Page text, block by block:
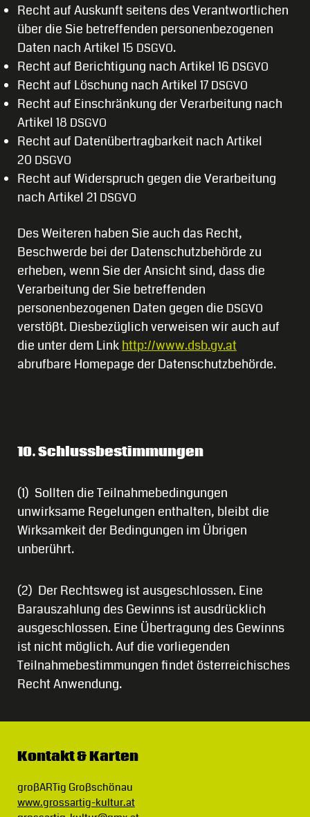
Recht auf Auskunft seitens des Verantwortlichen
über die Sie betreffenden personenbezogenen
Daten nach Artikel 15 DSGVO.
Recht auf Berichtigung nach Artikel 16 DSGVO
Recht auf Löschung nach Artikel 17 DSGVO
Recht auf Einschränkung der Verarbeitung nach
Artikel 18 DSGVO
Recht auf Datenübertragbarkeit nach Artikel
20 DSGVO
Recht auf Widerspruch gegen die Verarbeitung
nach Artikel 21 DSGVO
Des Weiteren haben Sie auch das Recht,
Beschwerde bei der Datenschutzbehörde zu
erheben, wenn Sie der Ansicht sind, dass die
Verarbeitung der Sie betreffenden
personenbezogenen Daten gegen die DSGVO
verstößt. Diesbezüglich verweisen wir auch auf
die unter dem Linkhttp://www.dsb.gv.at
abrufbare Homepage der Datenschutzbehörde.
10. Schlussbestimmungen
(1) Sollten die Teilnahmebedingungen
unwirksame Regelungen enthalten, bleibt die
Wirksamkeit der Bedingungen im Übrigen
unberührt.
(2) Der Rechtsweg ist ausgeschlossen. Eine
Barauszahlung des Gewinns ist ausdrücklich
ausgeschlossen. Eine Übertragung des Gewinns
ist nicht möglich. Auf die vorliegenden
Teilnahmebestimmungen findet österreichisches
Recht Anwendung.
Kontakt & Karten
großARTig Großschönau
www.grossartig-kultur.at